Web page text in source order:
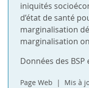
iniquités
d’état de santé
marginalisation
marginalisation
Données des BSP
Page Web Mis à